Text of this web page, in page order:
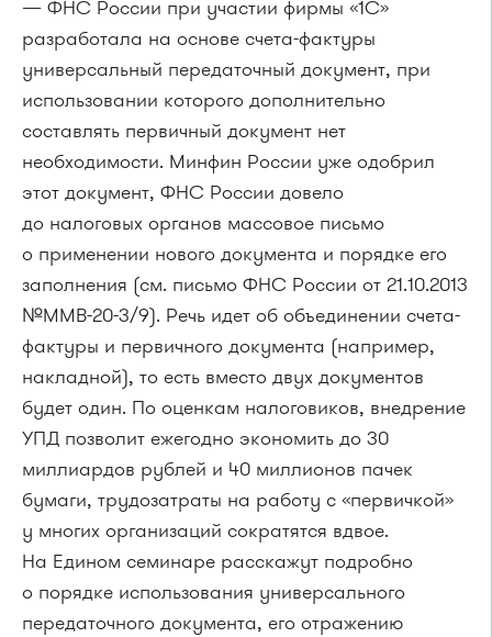
— ФНС России при участии фирмы «1С»
разработала на основе счета-фактуры
универсальный передаточный документ, при
использовании которого дополнительно
составлять первичный документ нет
необходимости. Минфин России уже одобрил
этот документ, ФНС России довело
до налоговых органов массовое письмо
о применении нового документа и порядке его
заполнения (см. письмо ФНС России от 21.10.2013
№ММВ-20-3/9). Речь идет об объединении счета-
фактуры и первичного документа (например,
накладной), то есть вместо двух документов
будет один. По оценкам налоговиков, внедрение
УПД позволит ежегодно экономить до 30
миллиардов рублей и 40 миллионов пачек
бумаги, трудозатраты на работу с «первичкой»
у многих организаций сократятся вдвое.
На Едином семинаре расскажут подробно
о порядке использования универсального
передаточного документа, его отражению